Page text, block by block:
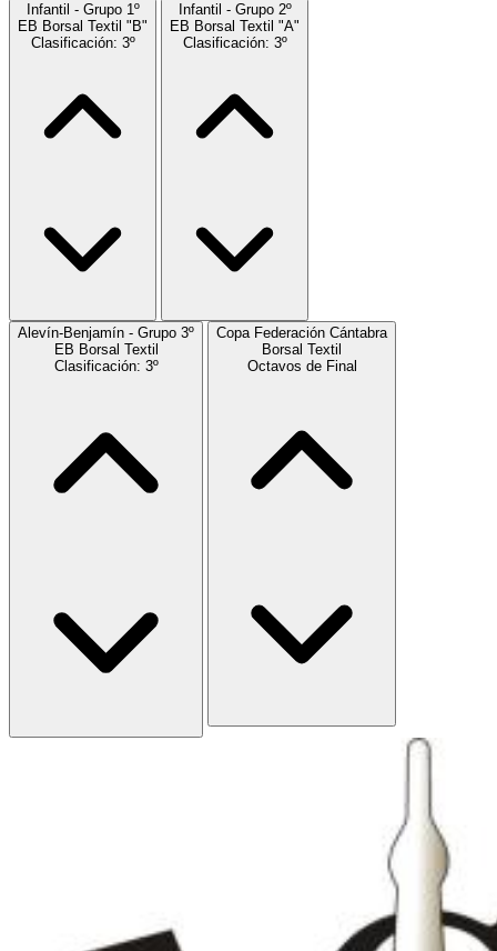
Infantil - Grupo 1º
EB Borsal Textil "B"
Clasificación: 3º
Infantil - Grupo 2º
EB Borsal Textil "A"
Clasificación: 3º
Alevín-Benjamín - Grupo 3º
EB Borsal Textil
Clasificación: 3º
Copa Federación Cántabra
Borsal Textil
Octavos de Final